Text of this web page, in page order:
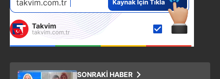
SONRAKİ HABER